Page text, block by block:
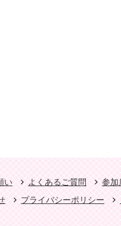
い よくあるご質問 参加
プライバシーポリシー